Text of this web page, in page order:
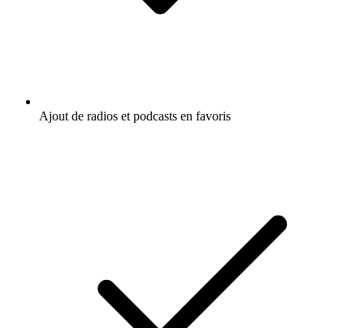
Ajout de radios et podcasts en favoris